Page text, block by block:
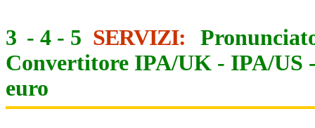
3 - 4 - 5 SERVIZI:
Convertitore IPA/UK - IPA/US
euro